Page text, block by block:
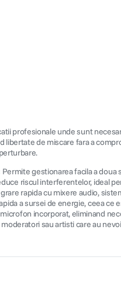
profesionale unde sunt
de miscare fara a
Permite gestionarea facila a
riscul interferentelor, ideal
rapida cu mixere audio,
a sursei de energie, ceea
incorporat, eliminand
sau artisti care au